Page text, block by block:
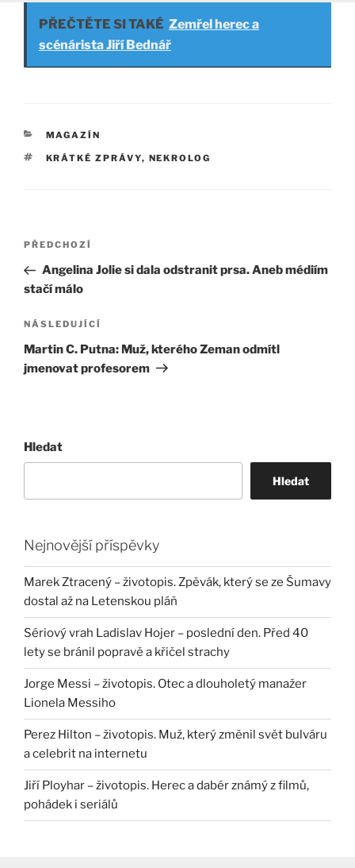
PŘEČTĚTE SI TAKÉ Zemřel herec a
scénárista Jiří Bednář
RUBRIKY
MAGAZÍN
ŠTÍTKY
KRÁTKÉ ZPRÁVY, NEKROLOG
Navigace
příspěvek
Předchozí
příspěvek
PŘEDCHOZÍ
Angelina Jolie si dala odstranit prsa. Aneb médiím
stačí málo
Následující
příspěvek
NÁSLEDUJÍCÍ
Martin C. Putna: Muž, kterého Zeman odmítl
jmenovat profesorem
Hledat
Hledat
Nejnovější příspěvky
Marek Ztracený – životopis. Zpěvák, který se ze Šumavy
dostal až na Letenskou pláň
Sériový vrah Ladislav Hojer – poslední den. Před 40
lety se bránil popravě a křičel strachy
Jorge Messi – životopis. Otec a dlouholetý manažer
Lionela Messiho
Perez Hilton – životopis. Muž, který změnil svět bulváru
a celebrit na internetu
Jiří Ployhar – životopis. Herec a dabér známý z filmů,
pohádek i seriálů